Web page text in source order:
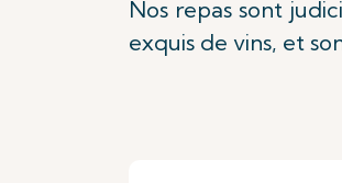
Nos repas sont
exquis de vins, et